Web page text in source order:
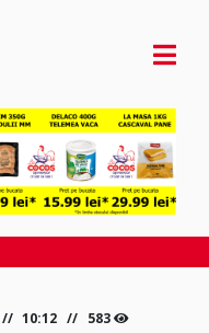
10:12 583